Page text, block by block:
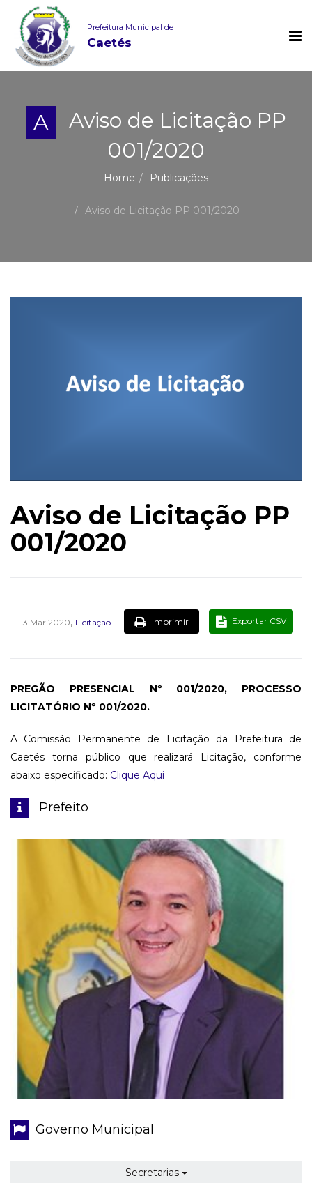
Prefeitura Municipal de
Caetés
A
Aviso de Licitação PP
001/2020
Home Publicações
Aviso de Licitação PP 001/2020
Aviso de Licitação PP
001/2020
13 Mar 2020, Licitação Imprimir Exportar CSV
PREGÃO PRESENCIAL Nº 001/2020, PROCESSO
LICITATÓRIO Nº 001/2020.
A Comissão Permanente de Licitação da Prefeitura de
Caetés torna público que realizará Licitação, conforme
abaixo especificado: Clique Aqui
Prefeito
Governo Municipal
Secretarias